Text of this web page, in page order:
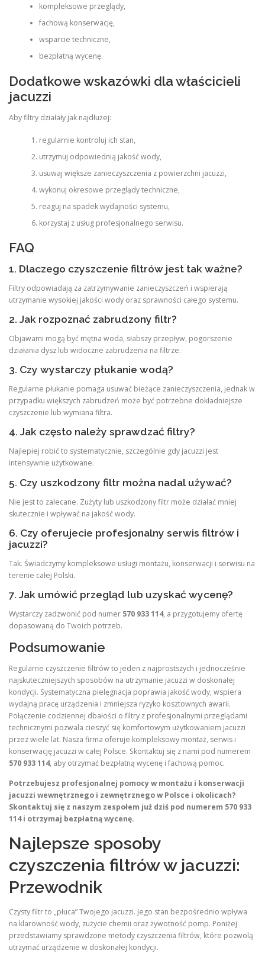
kompleksowe przeglądy,
fachową konserwację,
wsparcie techniczne,
bezpłatną wycenę.
Dodatkowe wskazówki dla właścicieli
jacuzzi
Aby filtry działały jak najdłużej:
regularnie kontroluj ich stan,
utrzymuj odpowiednią jakość wody,
usuwaj większe zanieczyszczenia z powierzchni jacuzzi,
wykonuj okresowe przeglądy techniczne,
reaguj na spadek wydajności systemu,
korzystaj z usług profesjonalnego serwisu.
FAQ
1. Dlaczego czyszczenie filtrów jest tak ważne?
Filtry odpowiadają za zatrzymywanie zanieczyszczeń i wspierają
utrzymanie wysokiej jakości wody oraz sprawności całego systemu.
2. Jak rozpoznać zabrudzony filtr?
Objawami mogą być mętna woda, słabszy przepływ, pogorszenie
działania dysz lub widoczne zabrudzenia na filtrze.
3. Czy wystarczy płukanie wodą?
Regularne płukanie pomaga usuwać bieżące zanieczyszczenia, jednak w
przypadku większych zabrudzeń może być potrzebne dokładniejsze
czyszczenie lub wymiana filtra.
4. Jak często należy sprawdzać filtry?
Najlepiej robić to systematycznie, szczególnie gdy jacuzzi jest
intensywnie użytkowane.
5. Czy uszkodzony filtr można nadal używać?
Nie jest to zalecane. Zużyty lub uszkodzony filtr może działać mniej
skutecznie i wpływać na jakość wody.
6. Czy oferujecie profesjonalny serwis filtrów i
jacuzzi?
Tak. Świadczymy kompleksowe usługi montażu, konserwacji i serwisu na
terenie całej Polski.
7. Jak umówić przegląd lub uzyskać wycenę?
Wystarczy zadzwonić pod numer 570 933 114, a przygotujemy ofertę
dopasowaną do Twoich potrzeb.
Podsumowanie
Regularne czyszczenie filtrów to jeden z najprostszych i jednocześnie
najskuteczniejszych sposobów na utrzymanie jacuzzi w doskonałej
kondycji. Systematyczna pielęgnacja poprawia jakość wody, wspiera
wydajną pracę urządzenia i zmniejsza ryzyko kosztownych awarii.
Połączenie codziennej dbałości o filtry z profesjonalnymi przeglądami
technicznymi pozwala cieszyć się komfortowym użytkowaniem jacuzzi
przez wiele lat. Nasza firma oferuje kompleksowy montaż, serwis i
konserwację jacuzzi w całej Polsce. Skontaktuj się z nami pod numerem
570 933 114, aby otrzymać bezpłatną wycenę i fachową pomoc.
Potrzebujesz profesjonalnej pomocy w montażu i konserwacji
jacuzzi wewnętrznego i zewnętrznego w Polsce i okolicach?
Skontaktuj się z naszym zespołem już dziś pod numerem 570 933
114 i otrzymaj bezpłatną wycenę.
Najlepsze sposoby
czyszczenia filtrów w jacuzzi:
Przewodnik
Czysty filtr to „płuca” Twojego jacuzzi. Jego stan bezpośrednio wpływa
na klarowność wody, zużycie chemii oraz żywotność pomp. Poniżej
przedstawiamy sprawdzone metody czyszczenia filtrów, które pozwolą
utrzymać urządzenie w doskonałej kondycji.